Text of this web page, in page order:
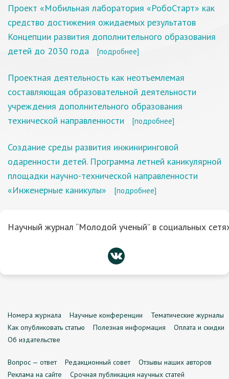
Проект «Мобильная лаборатория «РобоСтарт» как
средство достижения ожидаемых результатов
Концепции развития дополнительного образования
детей до 2030 года
[подробнее]
Проектная деятельность как неотъемлемая
составляющая образовательной деятельности
учреждения дополнительного образования
технической направленности
[подробнее]
Создание среды развития инжиниринговой
одаренности детей. Программа летней каникулярной
площадки научно-технической направленности
«Инженерные каникулы»
[подробнее]
Научный журнал “Молодой ученый” в социальных
Номера журнала Научные конференции
Тематические журналы
Как опубликовать статью
Полезная информация
Оплата и скидки
Об издательстве
Вопрос — ответ Редакционный совет
Отзывы наших авторов
Реклама на сайте
Срочная публикация научных статей